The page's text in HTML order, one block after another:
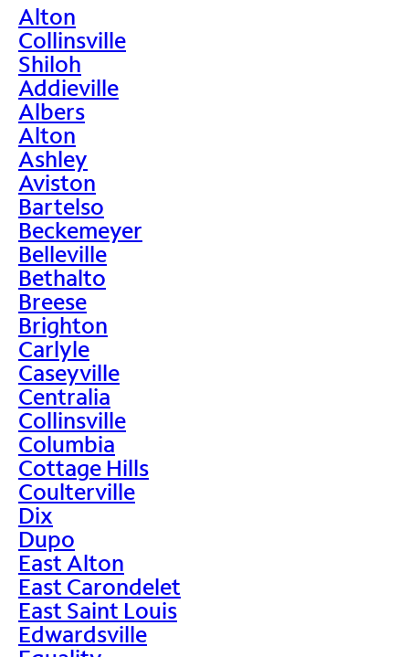
Alton
Collinsville
Shiloh
Addieville
Albers
Alton
Ashley
Aviston
Bartelso
Beckemeyer
Belleville
Bethalto
Breese
Brighton
Carlyle
Caseyville
Centralia
Collinsville
Columbia
Cottage Hills
Coulterville
Dix
Dupo
East Alton
East Carondelet
East Saint Louis
Edwardsville